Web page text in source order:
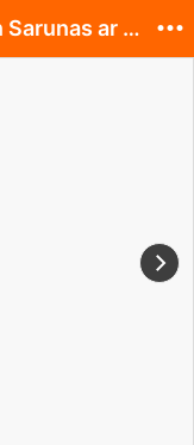
Mūzikas progr jauniešiem un Sarunas ar mācītājiem